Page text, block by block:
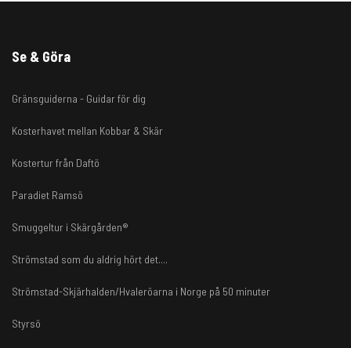
Se & Göra
Gränsguiderna - Guidar för dig
Kosterhavet mellan Kobbar & Skär
Kostertur från Daftö
Paradiet Ramsö
Smuggeltur i Skärgården®
Strömstad som du aldrig hört det....
Strömstad-Skjärhalden/Hvaleröarna i Norge på 50 minuter
Styrsö